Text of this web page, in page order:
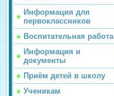
Информация для
первоклассников
Воспитательная работа
Информация и
документы
Приём детей в школу
Ученикам